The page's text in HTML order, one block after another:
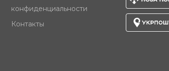
конфиденциальности
Контакты